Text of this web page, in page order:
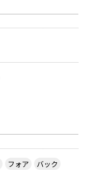
フォア
バック